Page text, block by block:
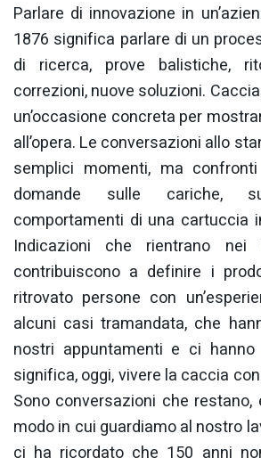
Parlare di innovazione in
1876 significa parlare di un
di ricerca, prove balistiche,
correzioni, nuove soluzioni.
un’occasione concreta per
all’opera. Le conversazioni allo
semplici momenti, ma
domande sulle cariche,
comportamenti di una cartuccia
Indicazioni che rientrano
contribuiscono a definire i
ritrovato persone con
alcuni casi tramandata, che
nostri appuntamenti e ci
significa, oggi, vivere la caccia
Sono conversazioni che
modo in cui guardiamo al nostro
ci ha ricordato che 150 anni